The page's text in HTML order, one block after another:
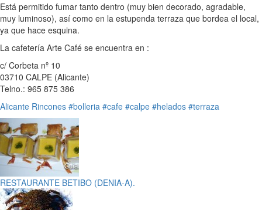
Está permitido fumar tanto dentro (muy bien decorado, agradable,
muy luminoso), así como en la estupenda terraza que bordea el local,
ya que hace esquina.
La cafetería Arte Café se encuentra en :
c/ Corbeta nº 10
03710 CALPE (Alicante)
Telno.: 965 875 386
Alicante Rincones #bolleria #cafe #calpe #helados #terraza
RESTAURANTE BETIBO (DENIA-A).